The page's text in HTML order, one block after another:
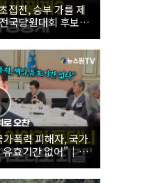
접전, 승부 가를 제
국당원대회 후보자
26.08.08
폭력 피해자, 국가
효기간 없어"｜
위로 오찬